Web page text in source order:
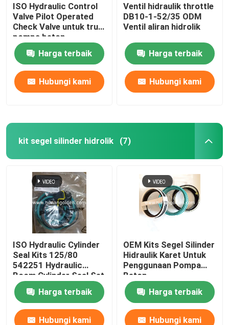
ISO Hydraulic Control
Valve Pilot Operated
Check Valve untuk truk
pompa beton
Harga terbaik
Hubungi kami
Ventil hidraulik throttle
DB10-1-52/35 ODM
Ventil aliran hidrolik
Harga terbaik
Hubungi kami
kit segel silinder hidrolik (7)
ISO Hydraulic Cylinder
Seal Kits 125/80
542251 Hydraulic
Boom Cylinder Seal Set
Harga terbaik
Hubungi kami
OEM Kits Segel Silinder
Hidraulik Karet Untuk
Penggunaan Pompa
Beton
Harga terbaik
Hubungi kami